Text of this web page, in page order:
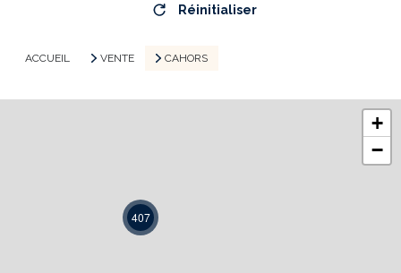
Réinitialiser
ACCUEIL VENTE CAHORS
407
+
−